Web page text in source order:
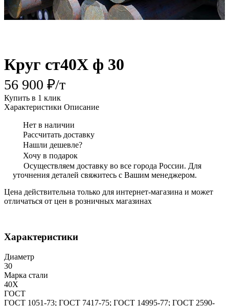
Круг ст40Х ф 30
56 900 ₽/т
Купить в 1 клик
Характеристики Описание
Нет в наличии
Рассчитать доставку
Нашли дешевле?
Хочу в подарок
Осуществляем доставку во все города России. Для
уточнения деталей свяжитесь с Вашим менеджером.
Цена действительна только для интернет-магазина и может
отличаться от цен в розничных магазинах
Характеристики
Диаметр
30
Марка стали
40Х
ГОСТ
ГОСТ 1051-73; ГОСТ 7417-75; ГОСТ 14995-77; ГОСТ 2590-